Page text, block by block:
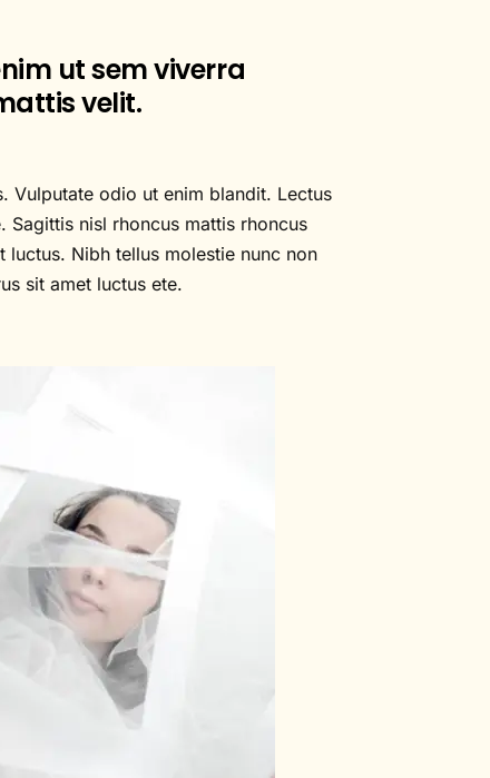
ut sem viverra
velit.
Vulputate odio ut enim blandit. Lectus
nisl rhoncus mattis rhoncus
Nibh tellus molestie nunc non
sit amet luctus ete.